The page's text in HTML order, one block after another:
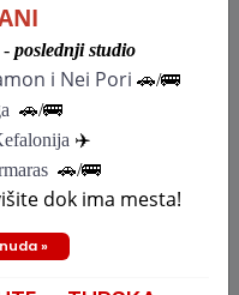
- poslednji studio
i Nei Pori 🚗/🚌
🚗/🚌
✈️
🚗/🚌
dok ima mesta!
»